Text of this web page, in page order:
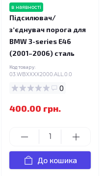
в наявності
Підсилювач/
зʼєднувач порога для
BMW 3-series E46
(2001–2006) сталь
Код товару:
03.WBXXXX2000.ALL.0.0
0
400.00 грн.
До кошика